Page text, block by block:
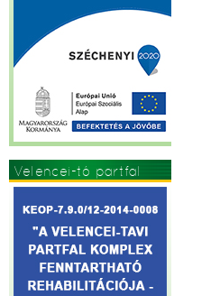
Velencei-tó partfal